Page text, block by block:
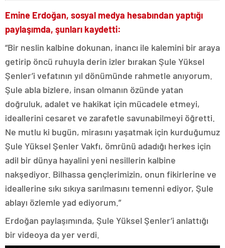
Emine Erdoğan, sosyal medya hesabından yaptığı
paylaşımda, şunları kaydetti:
“Bir neslin kalbine dokunan, inancı ile kalemini bir araya
getirip öncü ruhuyla derin izler bırakan Şule Yüksel
Şenler’i vefatının yıl dönümünde rahmetle anıyorum.
Şule abla bizlere, insan olmanın özünde yatan
doğruluk, adalet ve hakikat için mücadele etmeyi,
ideallerini cesaret ve zarafetle savunabilmeyi öğretti.
Ne mutlu ki bugün, mirasını yaşatmak için kurduğumuz
Şule Yüksel Şenler Vakfı, ömrünü adadığı herkes için
adil bir dünya hayalini yeni nesillerin kalbine
nakşediyor. Bilhassa gençlerimizin, onun fikirlerine ve
ideallerine sıkı sıkıya sarılmasını temenni ediyor, Şule
ablayı özlemle yad ediyorum.”
Erdoğan paylaşımında, Şule Yüksel Şenler’i anlattığı
bir videoya da yer verdi.